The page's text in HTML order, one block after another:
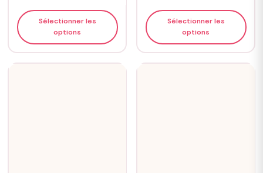
Sélectionner les
options
Sélectionner les
options